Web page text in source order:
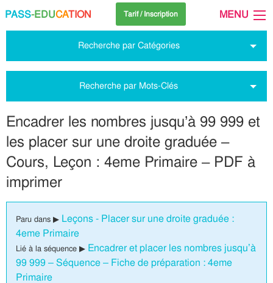
PASS-EDUCATION Tarif / Inscription MENU
Recherche par Catégories
Recherche par Mots-Clés
Encadrer les nombres jusqu’à 99 999 et
les placer sur une droite graduée –
Cours, Leçon : 4eme Primaire – PDF à
imprimer
Paru dans ▶ Leçons - Placer sur une droite graduée :
4eme Primaire
Lié à la séquence ▶ Encadrer et placer les nombres jusqu’à
99 999 – Séquence – Fiche de préparation : 4eme
Primaire